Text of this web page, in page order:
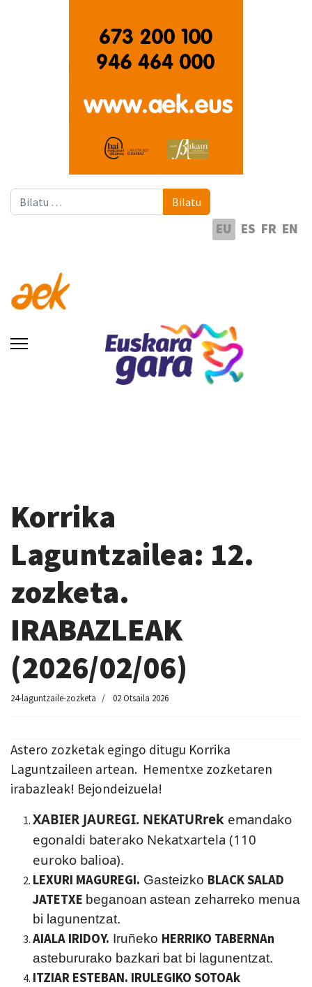
Bilatu Bilatu
EU ES FR EN
Korrika
Laguntzailea: 12.
zozketa.
IRABAZLEAK
(2026/02/06)
24-laguntzaile-zozketa 02 Otsaila 2026
Astero zozketak egingo ditugu Korrika
Laguntzaileen artean. Hementxe zozketaren
irabazleak! Bejondeizuela!
XABIER JAUREGI. NEKATURrek emandako
egonaldi baterako Nekatxartela (110
euroko balioa).
LEXURI MAGUREGI. Gasteizko BLACK SALAD
JATETXE beganoan astean zeharreko menua
bi lagunentzat.
AIALA IRIDOY. Iruñeko HERRIKO TABERNAn
astebururako bazkari bat bi lagunentzat.
ITZIAR ESTEBAN. IRULEGIKO SOTOAk